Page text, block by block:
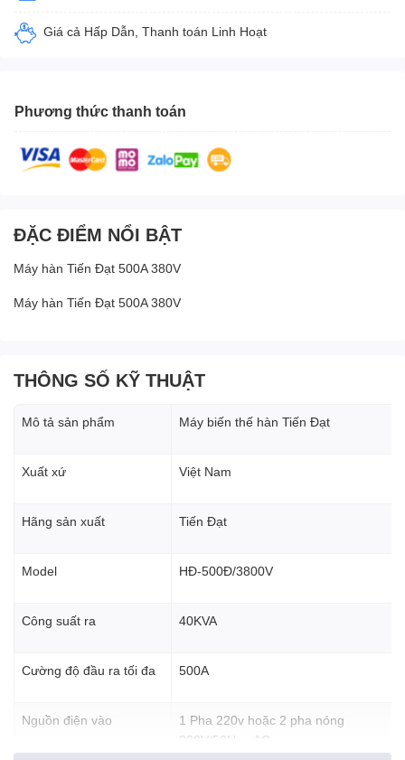
Giá cả Hấp Dẫn, Thanh toán Linh Hoạt
Phương thức thanh toán
ĐẶC ĐIỂM NỔI BẬT
Máy hàn Tiến Đạt 500A 380V
Máy hàn Tiến Đạt 500A 380V
THÔNG SỐ KỸ THUẬT
Mô tả sản phẩm Máy biến thế hàn Tiến Đạt
Xuất xứ Việt Nam
Hãng sản xuất Tiến Đạt
Model HĐ-500Đ/3800V
Công suất ra 40KVA
Cường độ đầu ra tối đa 500A
Nguồn điện vào
1 Pha 220v hoặc 2 pha nóng
380V/50Hz - AC